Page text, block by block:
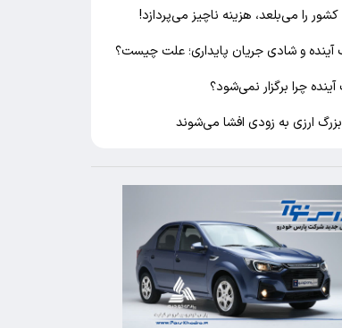
را می‌بلعد، هزینه ناچیز می‌پردازد!
آینده و شادی جریان پایداری؛ علت چیست؟
آینده چرا برگزار نمی‌شود؟
ارزی به زودی افشا می‌شوند